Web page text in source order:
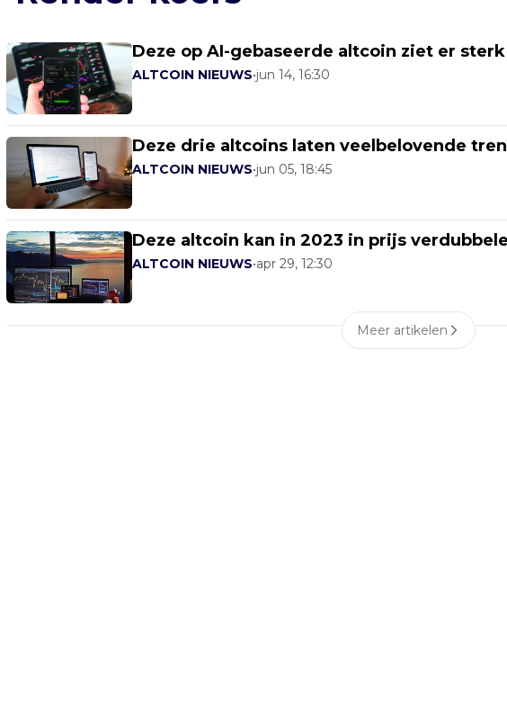
Deze op AI-gebaseerde altcoin ziet er
ALTCOIN NIEUWS•jun 14, 16:30
Deze drie altcoins laten veelbelovende
ALTCOIN NIEUWS•jun 05, 18:45
Deze altcoin kan in 2023 in prijs
ALTCOIN NIEUWS•apr 29, 12:30
Meer artikelen